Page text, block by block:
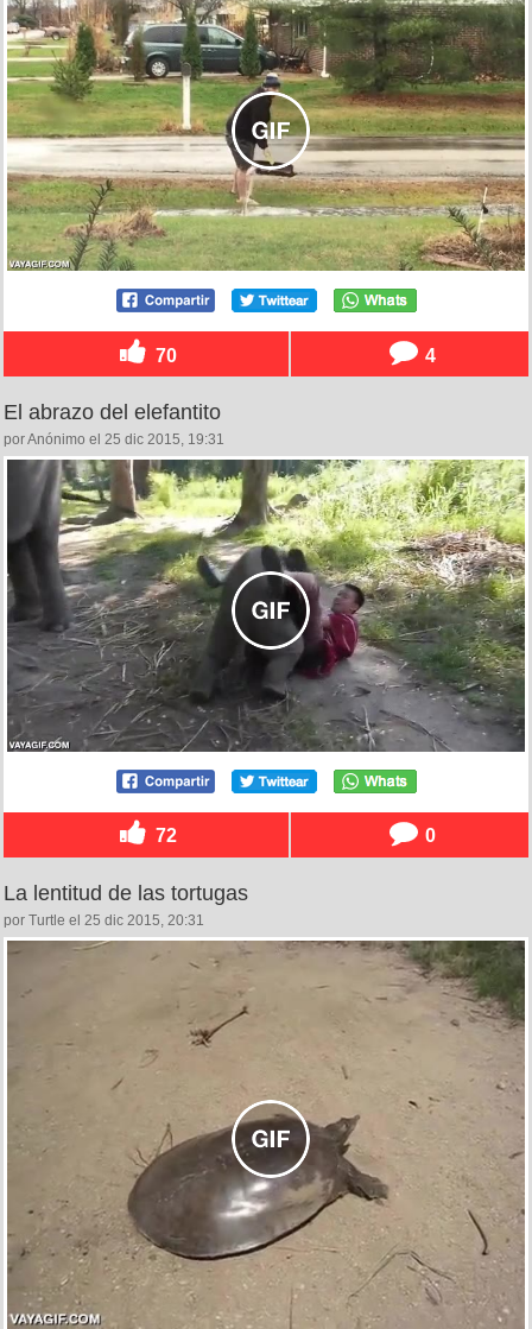
70 4
El abrazo del elefantito
por Anónimo el 25 dic 2015, 19:31
72 0
La lentitud de las tortugas
por Turtle el 25 dic 2015, 20:31